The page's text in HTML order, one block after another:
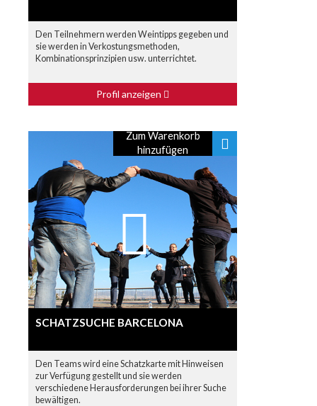
Den Teilnehmern werden Weintipps gegeben und
sie werden in Verkostungsmethoden,
Kombinationsprinzipien usw. unterrichtet.
Profil anzeigen
Zum Warenkorb
hinzufügen
SCHATZSUCHE BARCELONA
Den Teams wird eine Schatzkarte mit Hinweisen
zur Verfügung gestellt und sie werden
verschiedene Herausforderungen bei ihrer Suche
bewältigen.